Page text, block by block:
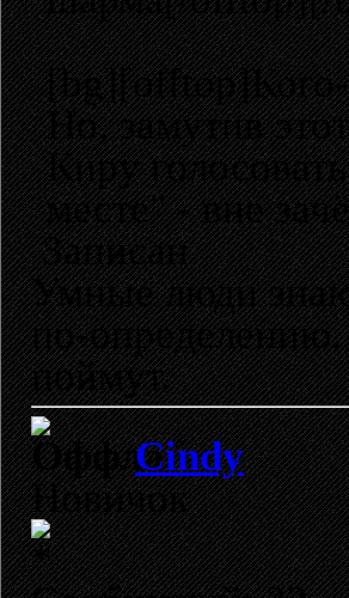
[bg][offtop]Кого-
Но, замутив
Киру
месте" - вне
Записан
Умные люди
по-определению.
поймут.
Cindy
Новичок